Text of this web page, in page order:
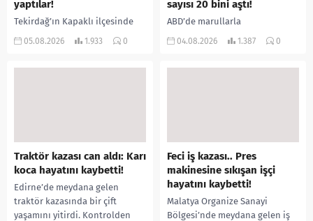
yaptılar!
Tekirdağ’ın Kapaklı ilçesinde
bir kişiyi, arkadaşının eşiyle
05.08.2026 1.933 0
sayısı 20 bini aştı!
ABD’de marullarla
ilişkilendirilen siklospora
04.08.2026 1.387 0
Traktör kazası can aldı: Karı
koca hayatını kaybetti!
Edirne’de meydana gelen
traktör kazasında bir çift
yaşamını yitirdi. Kontrolden
Feci iş kazası.. Pres
makinesine sıkışan işçi
hayatını kaybetti!
Malatya Organize Sanayi
Bölgesi’nde meydana gelen iş